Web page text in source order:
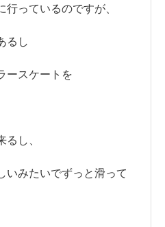
っているのですが、
るし
ースケートを
るし、
いみたいでずっと滑って